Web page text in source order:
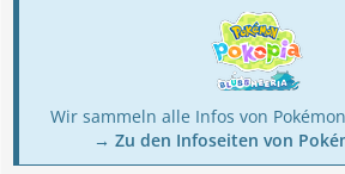
Wir sammeln alle Infos von
→ Zu den Infoseiten von